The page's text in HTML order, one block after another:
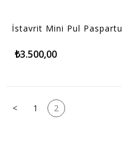
İstavrit Mini Pul Paspartu
₺3.500,00
< 1 2